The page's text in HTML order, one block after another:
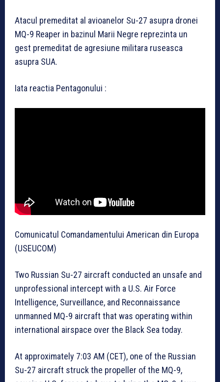
Atacul premeditat al avioanelor Su-27 asupra dronei
MQ-9 Reaper in bazinul Marii Negre reprezinta un
gest premeditat de agresiune militara ruseasca
asupra SUA.
Iata reactia Pentagonului :
Comunicatul Comandamentului American din Europa
(USEUCOM)
Two Russian Su-27 aircraft conducted an unsafe and
unprofessional intercept with a U.S. Air Force
Intelligence, Surveillance, and Reconnaissance
unmanned MQ-9 aircraft that was operating within
international airspace over the Black Sea today.
At approximately 7:03 AM (CET), one of the Russian
Su-27 aircraft struck the propeller of the MQ-9,